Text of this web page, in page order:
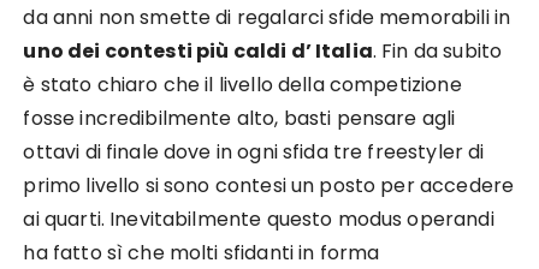
da anni non smette di regalarci sfide memorabili in
uno dei contesti più caldi d’ Italia. Fin da subito
è stato chiaro che il livello della competizione
fosse incredibilmente alto, basti pensare agli
ottavi di finale dove in ogni sfida tre freestyler di
primo livello si sono contesi un posto per accedere
ai quarti. Inevitabilmente questo modus operandi
ha fatto sì che molti sfidanti in forma